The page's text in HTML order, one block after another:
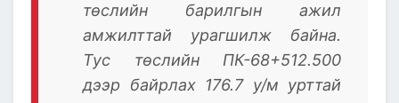
төслийн барилгын ажил
амжилттай урагшилж байна.
Тус төслийн ПК-68+512.500
дээр байрлах 176.7 у/м урттай